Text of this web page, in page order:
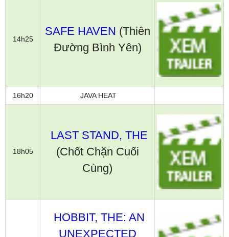
14h25
SAFE HAVEN (Thiên
Đường Bình Yên)
16h20 JAVA HEAT
18h05
LAST STAND, THE
(Chốt Chặn Cuối
Cùng)
HOBBIT, THE: AN
UNEXPECTED